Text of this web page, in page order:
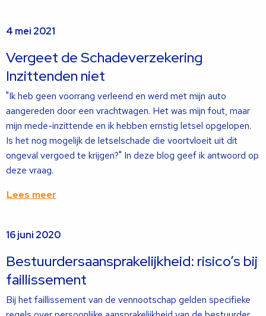
meer
4 mei 2021
Vergeet de Schadeverzekering
Inzittenden niet
"Ik heb geen voorrang verleend en werd met mijn auto
aangereden door een vrachtwagen. Het was mijn fout, maar
mijn mede-inzittende en ik hebben ernstig letsel opgelopen.
Is het nog mogelijk de letselschade die voortvloeit uit dit
ongeval vergoed te krijgen?" In deze blog geef ik antwoord op
deze vraag.
Lees meer
meer
16 juni 2020
Bestuurdersaansprakelijkheid: risico’s bij
faillissement
Bij het faillissement van de vennootschap gelden specifieke